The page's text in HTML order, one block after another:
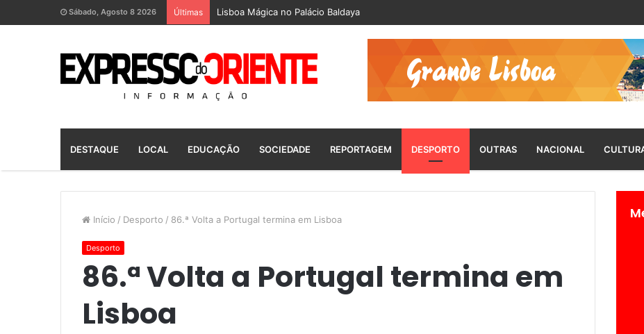
Sábado, Agosto 8 2026 Últimas Lisboa Mágica no Palácio Baldaya
DESTAQUE LOCAL EDUCAÇÃO SOCIEDADE REPORTAGEM DESPORTO OUTRAS NACIONAL
Início / Desporto / 86.ª Volta a Portugal termina em Lisboa
Desporto
86.ª Volta a Portugal termina em
Lisboa